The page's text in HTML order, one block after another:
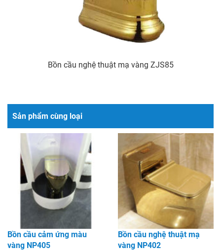
Bồn cầu nghệ thuật mạ vàng ZJS85
Sản phẩm cùng loại
Bồn cầu cảm ứng màu
vàng NP405
Bồn cầu nghệ thuật mạ
vàng NP402